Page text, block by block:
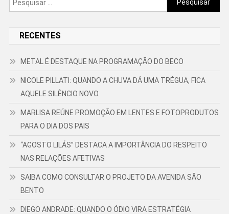
por:
RECENTES
METAL É DESTAQUE NA PROGRAMAÇÃO DO BECO
NICOLE PILLATI: QUANDO A CHUVA DÁ UMA TRÉGUA, FICA
AQUELE SILÊNCIO NOVO
MARLISA REÚNE PROMOÇÃO EM LENTES E FOTOPRODUTOS
PARA O DIA DOS PAIS
“AGOSTO LILÁS” DESTACA A IMPORTÂNCIA DO RESPEITO
NAS RELAÇÕES AFETIVAS
SAIBA COMO CONSULTAR O PROJETO DA AVENIDA SÃO
BENTO
DIEGO ANDRADE: QUANDO O ÓDIO VIRA ESTRATÉGIA